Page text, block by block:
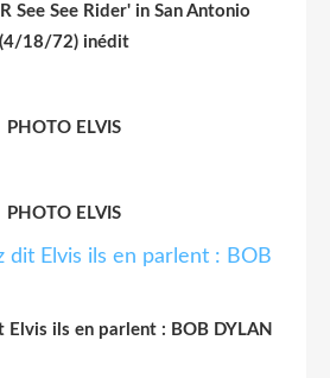
See See Rider' in San Antonio
(4/18/72) inédit
PHOTO ELVIS
PHOTO ELVIS
Elvis ils en parlent : BOB DYLAN